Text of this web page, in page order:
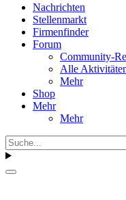
Nachrichten
Stellenmarkt
Firmenfinder
Forum
Community-
Alle
Mehr
Shop
Mehr
Mehr